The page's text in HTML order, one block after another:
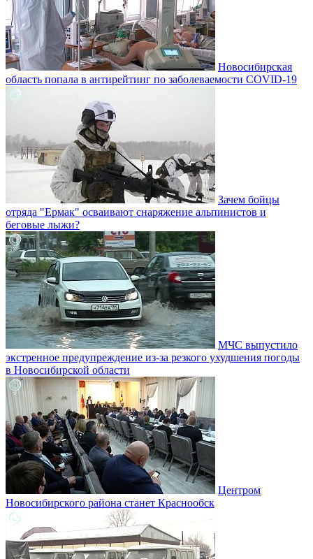
Новосибирская
область попала в антирейтинг по заболеваемости COVID-19
Зачем бойцы
отряда "Ермак" осваивают снаряжение альпинистов и
беговые лыжи?
МЧС выпустило
экстренное предупреждение из-за резкого ухудшения погоды
в Новосибирской области
Центром
Новосибирского района станет Краснообск